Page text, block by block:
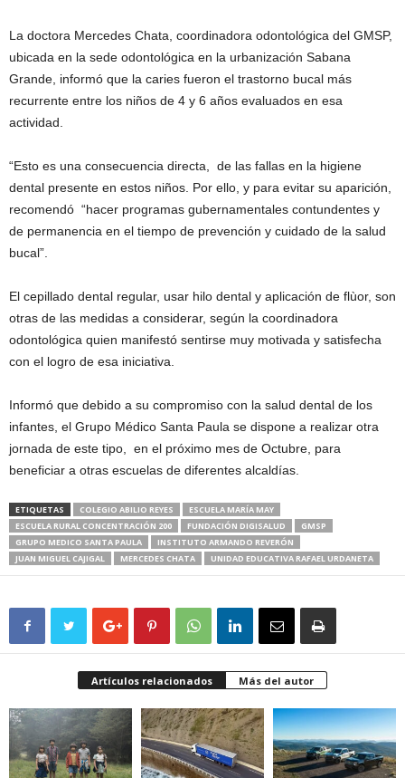
La doctora Mercedes Chata, coordinadora odontológica del GMSP,
ubicada en la sede odontológica en la urbanización Sabana
Grande, informó que la caries fueron el trastorno bucal más
recurrente entre los niños de 4 y 6 años evaluados en esa
actividad.
“Esto es una consecuencia directa, de las fallas en la higiene
dental presente en estos niños. Por ello, y para evitar su aparición,
recomendó “hacer programas gubernamentales contundentes y
de permanencia en el tiempo de prevención y cuidado de la salud
bucal”.
El cepillado dental regular, usar hilo dental y aplicación de flùor, son
otras de las medidas a considerar, según la coordinadora
odontológica quien manifestó sentirse muy motivada y satisfecha
con el logro de esa iniciativa.
Informó que debido a su compromiso con la salud dental de los
infantes, el Grupo Médico Santa Paula se dispone a realizar otra
jornada de este tipo, en el próximo mes de Octubre, para
beneficiar a otras escuelas de diferentes alcaldías.
ETIQUETAS COLEGIO ABILIO REYES
ESCUELA MARÍA MAY
ESCUELA RURAL CONCENTRACIÓN 200
FUNDACIÓN DIGISALUD
GMSP
GRUPO MEDICO SANTA PAULA
INSTITUTO ARMANDO REVERÓN
JUAN MIGUEL CAJIGAL
MERCEDES CHATA UNIDAD EDUCATIVA RAFAEL URDANETA
Artículos relacionados Más del autor